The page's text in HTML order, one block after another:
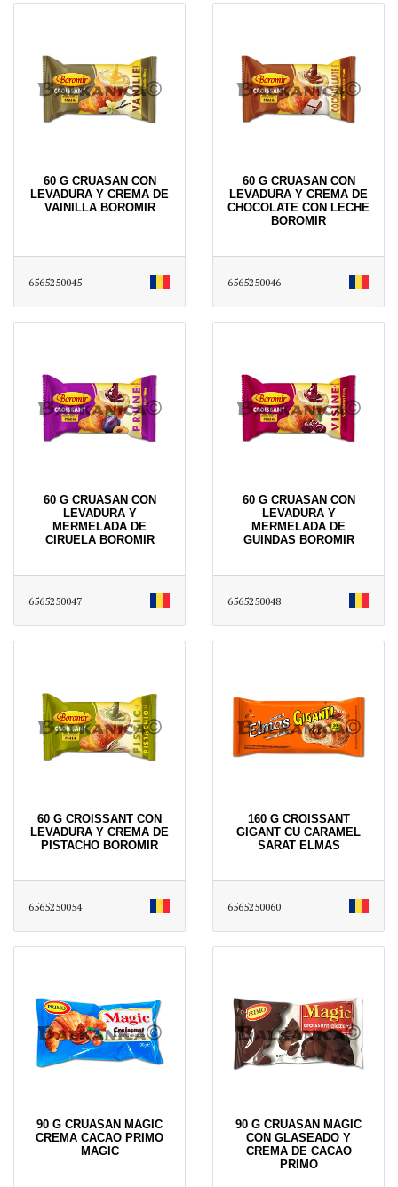
60 G CRUASAN CON
LEVADURA Y CREMA DE
VAINILLA BOROMIR
6565250045
60 G CRUASAN CON
LEVADURA Y CREMA DE
CHOCOLATE CON LECHE
BOROMIR
6565250046
60 G CRUASAN CON
LEVADURA Y
MERMELADA DE
CIRUELA BOROMIR
6565250047
60 G CRUASAN CON
LEVADURA Y
MERMELADA DE
GUINDAS BOROMIR
6565250048
60 G CROISSANT CON
LEVADURA Y CREMA DE
PISTACHO BOROMIR
6565250054
160 G CROISSANT
GIGANT CU CARAMEL
SARAT ELMAS
6565250060
90 G CRUASAN MAGIC
CREMA CACAO PRIMO
MAGIC
90 G CRUASAN MAGIC
CON GLASEADO Y
CREMA DE CACAO
PRIMO